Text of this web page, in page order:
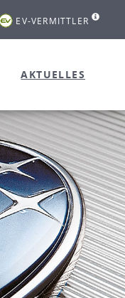
EV-VERMITTLER
AKTUELLES